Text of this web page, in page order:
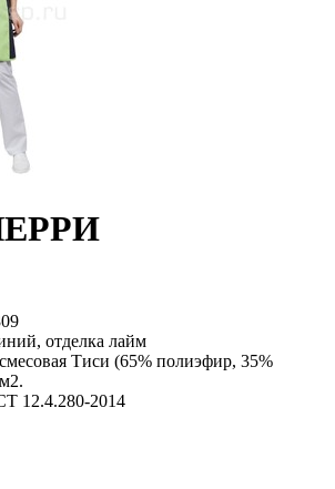
отделка лайм
Тиси (65% полиэфир, 35%
12.4.280-2014